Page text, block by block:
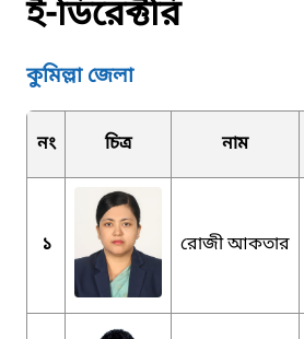
ই-ডিরেক্টরি
কুমিল্লা জেলা
নং চিত্র নাম
১ রোজী আকতার